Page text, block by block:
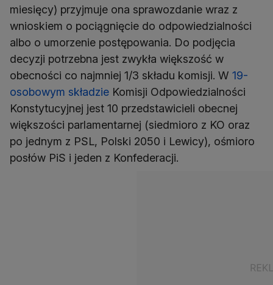
miesięcy) przyjmuje ona sprawozdanie wraz z
wnioskiem o pociągnięcie do odpowiedzialności
albo o umorzenie postępowania. Do podjęcia
decyzji potrzebna jest zwykła większość w
obecności co najmniej 1/3 składu komisji. W 19-
osobowym składzie Komisji Odpowiedzialności
Konstytucyjnej jest 10 przedstawicieli obecnej
większości parlamentarnej (siedmioro z KO oraz
po jednym z PSL, Polski 2050 i Lewicy), ośmioro
posłów PiS i jeden z Konfederacji.